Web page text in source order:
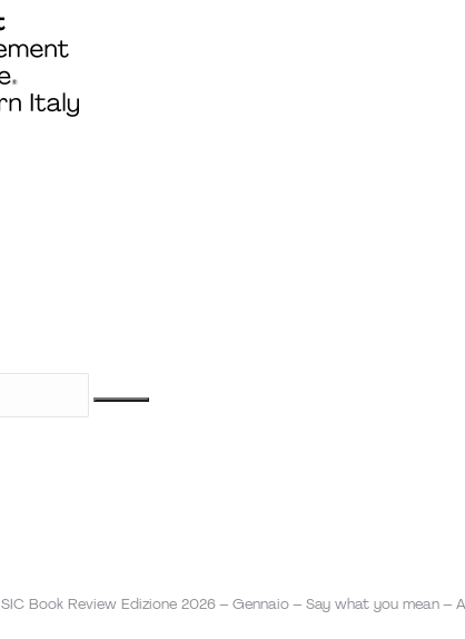
SIC Book Review Edizione 2026 – Gennaio – Say what you mean –